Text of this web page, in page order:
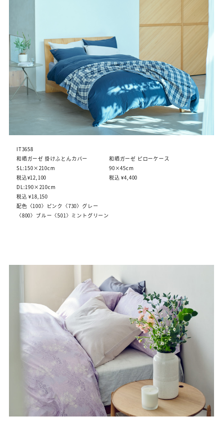
IT3658
和晒ガーゼ 掛けふとんカバー
SL:150×210cm
税込¥12,100
DL:190×210cm
税込 ¥18,150
配色〈100〉ピンク〈730〉グレー
〈800〉ブルー〈501〉ミントグリーン
和晒ガーゼ ピローケース
90×45cm
税込 ¥4,400